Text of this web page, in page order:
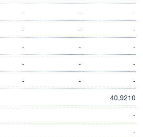
- -
-
- -
-
- -
-
- -
-
- -
-
40,9210
-
-